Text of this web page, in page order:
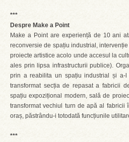
***
Despre Make a Point
Make a Point are experiență de 10 ani
reconversie de spațiu industrial,
proiecte artistice acolo unde accesul la
ales prin lipsa infrastructurii publice).
prin a reabilita un spațiu industrial și a-l
transformat secția de repasat a fabricii
spațiu expozițional modern, sală de
transformat vechiul turn de apă al fabricii
oraș, păstrându-i totodată funcțiunile
***